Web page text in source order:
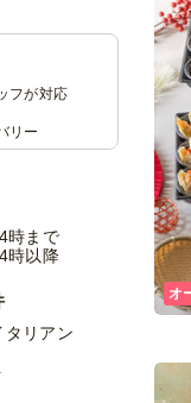
オ
フが対応
リー
時まで
時以降
タリアン